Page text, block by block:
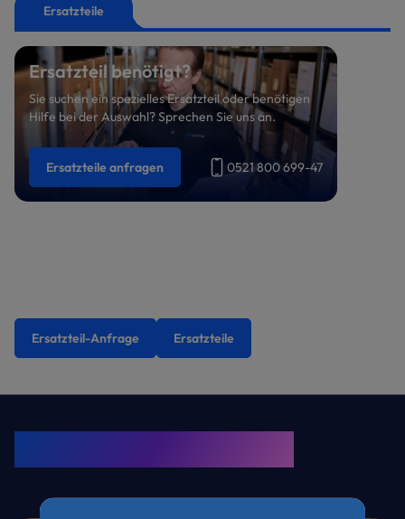
Ersatzteile
Ersatzteil benötigt?
Sie suchen ein spezielles Ersatzteil oder benötigen
Hilfe bei der Auswahl? Sprechen Sie uns an.
Ersatzteile anfragen 0521 800 699-47
Ersatzteil-Anfrage Ersatzteile